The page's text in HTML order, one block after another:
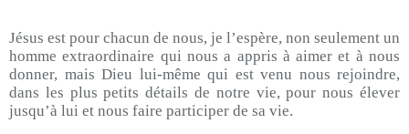
Jésus est pour chacun de nous, je l’espère, non seulement un
homme extraordinaire qui nous a appris à aimer et à nous
donner, mais Dieu lui-même qui est venu nous rejoindre,
dans les plus petits détails de notre vie, pour nous élever
jusqu’à lui et nous faire participer de sa vie.